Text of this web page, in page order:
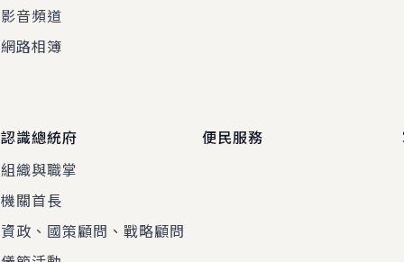
影音頻道
網路相簿
認識總統府
組織與職掌
機關首長
資政、國策顧問、戰略顧問
便民服務